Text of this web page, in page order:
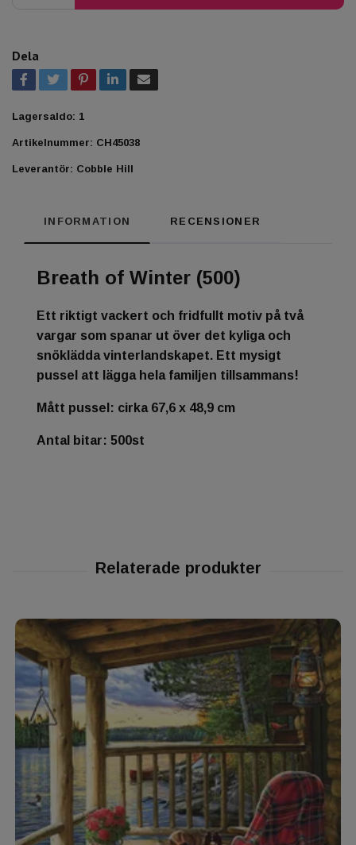
Dela
Lagersaldo: 1
Artikelnummer: CH45038
Leverantör: Cobble Hill
INFORMATION RECENSIONER
Breath of Winter (500)
Ett riktigt vackert och fridfullt motiv på två
vargar som spanar ut över det kyliga och
snöklädda vinterlandskapet. Ett mysigt
pussel att lägga hela familjen tillsammans!
Mått pussel: cirka 67,6 x 48,9 cm
Antal bitar: 500st